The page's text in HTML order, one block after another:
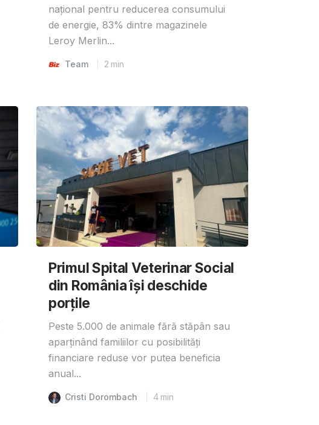
național pentru reducerea consumului
de energie, 83% dintre magazinele
Leroy Merlin...
Team 2 min
Primul Spital Veterinar Social
din România își deschide
porțile
Peste 5.000 de animale fără stăpân sau
aparținând familiilor cu posibilități
financiare reduse vor putea beneficia
anual...
Cristi Dorombach 4 min